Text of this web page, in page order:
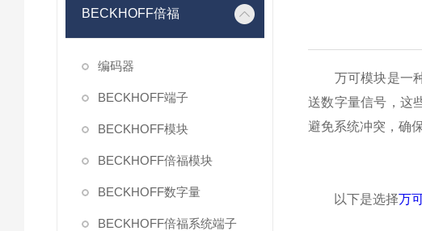
BECKHOFF倍福
编码器
BECKHOFF端子
BECKHOFF模块
BECKHOFF倍福模块
BECKHOFF数字量
BECKHOFF倍福系统端子
万可模块是一种
送数字量信号，这
避免系统冲突，确
以下是选择万